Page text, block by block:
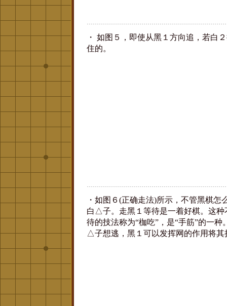
・ 如图５，即使从黑１方向追，若白
住的。
・如图６(正确走法)所示，不管黑棋怎
白△子。走黑１等待是一着好棋。这种
待的技法称为“枷吃”，是“手筋”的一种
△子想逃，黑１可以发挥网的作用将其